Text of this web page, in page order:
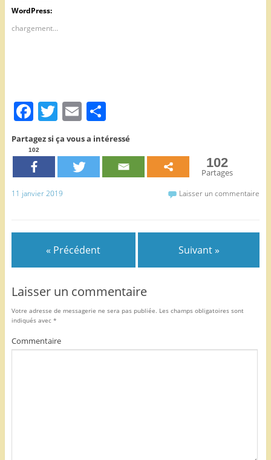
WordPress:
chargement…
F
a
c
e
b
o
T
w
itt
er
E
m
ai
l
P
ar
ta
Partagez si ça vous a intéressé
102
102
Partages
11 janvier 2019 Laisser un commentaire
« Précédent Suivant »
Laisser un commentaire
Votre adresse de messagerie ne sera pas publiée. Les champs obligatoires sont
indiqués avec *
Commentaire